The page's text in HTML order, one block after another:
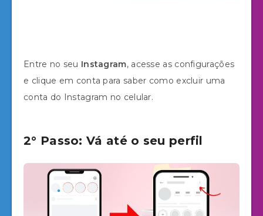
Entre no seu Instagram, acesse as configurações
e clique em conta para saber como excluir uma
conta do Instagram no celular.
2° Passo: Vá até o seu perfil